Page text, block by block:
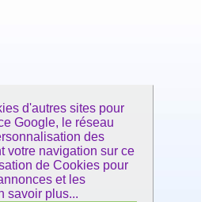
d'autres sites pour
Google, le réseau
des
votre navigation sur ce
de Cookies pour
et les
savoir plus...